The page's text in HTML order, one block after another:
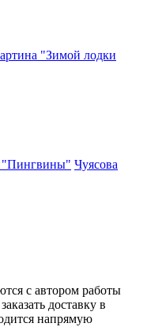
"Зимой лодки
"Пингвины" Чуясова
с автором работы
доставку в
напрямую